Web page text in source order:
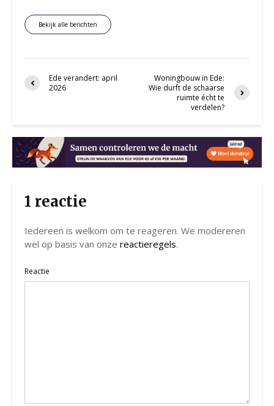
Bekijk alle berichten
Ede verandert: april
2026
Woningbouw in Ede:
Wie durft de schaarse
ruimte écht te
verdelen?
1 reactie
Iedereen is welkom om te reageren. We modereren
wel op basis van onze reactieregels.
Reactie